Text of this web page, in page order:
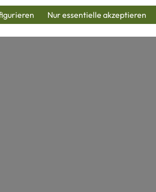
Nur essentielle akzeptieren